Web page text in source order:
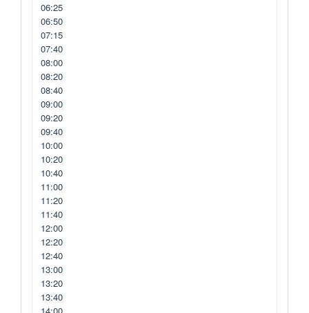
06:25
06:50
07:15
07:40
08:00
08:20
08:40
09:00
09:20
09:40
10:00
10:20
10:40
11:00
11:20
11:40
12:00
12:20
12:40
13:00
13:20
13:40